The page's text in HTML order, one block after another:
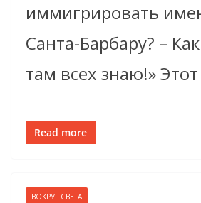
иммигрировать
Санта-Барбару? –
там всех знаю!»
Read more
ВОКРУГ СВЕТА